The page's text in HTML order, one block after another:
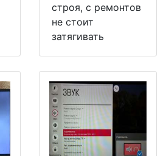
строя, с ремонтов
не стоит
затягивать